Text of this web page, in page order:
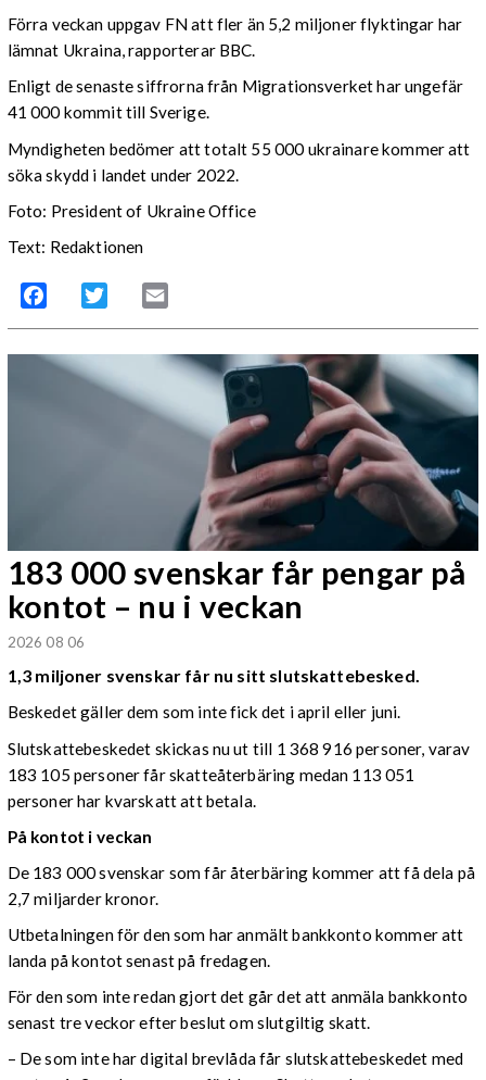
Förra veckan uppgav FN att fler än 5,2 miljoner flyktingar har
lämnat Ukraina, rapporterar BBC.
Enligt de senaste siffrorna från Migrationsverket har ungefär
41 000 kommit till Sverige.
Myndigheten bedömer att totalt 55 000 ukrainare kommer att
söka skydd i landet under 2022.
Foto: President of Ukraine Office
Text: Redaktionen
Facebook Twitter
183 000 svenskar får pengar på
kontot – nu i veckan
2026 08 06
1,3 miljoner svenskar får nu sitt slutskattebesked.
Beskedet gäller dem som inte fick det i april eller juni.
Slutskattebeskedet skickas nu ut till 1 368 916 personer, varav
183 105 personer får skatteåterbäring medan 113 051
personer har kvarskatt att betala.
På kontot i veckan
De 183 000 svenskar som får återbäring kommer att få dela på
2,7 miljarder kronor.
Utbetalningen för den som har anmält bankkonto kommer att
landa på kontot senast på fredagen.
För den som inte redan gjort det går det att anmäla bankkonto
senast tre veckor efter beslut om slutgiltig skatt.
– De som inte har digital brevlåda får slutskattebeskedet med